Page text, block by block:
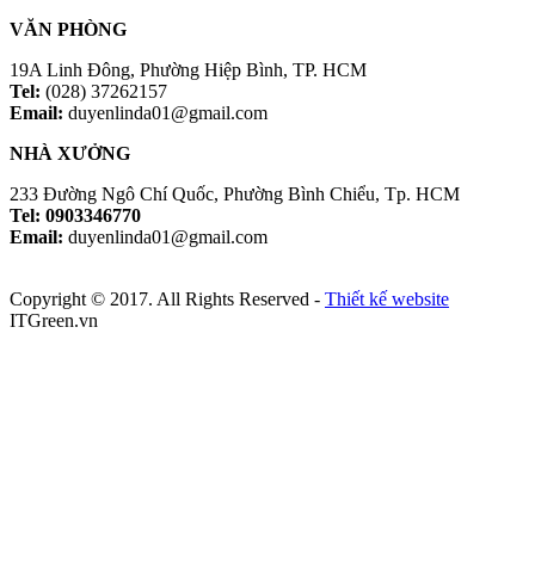
VĂN PHÒNG
19A Linh Đông, Phường Hiệp Bình, TP. HCM
Tel: (028) 37262157
Email: duyenlinda01@gmail.com
NHÀ XƯỞNG
233 Đường Ngô Chí Quốc, Phường Bình Chiểu, Tp. HCM
Tel: 0903346770
Email: duyenlinda01@gmail.com
Copyright © 2017. All Rights Reserved - Thiết kế website
ITGreen.vn